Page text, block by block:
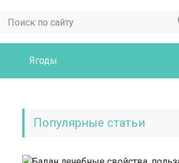
Ягоды
Популярные статьи